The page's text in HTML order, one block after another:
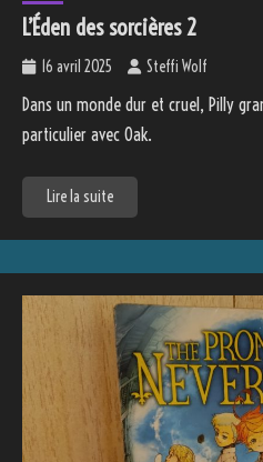
L’Éden des sorcières 2
16 avril 2025 Steffi Wolf
Dans un monde dur et cruel, Pilly
particulier avec Oak.
Lire la suite